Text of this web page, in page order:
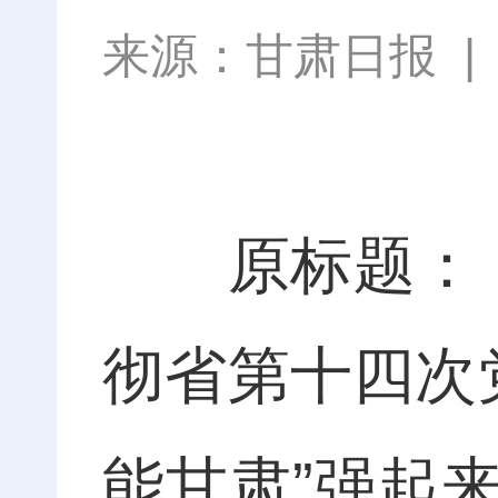
来源：甘肃日报
原标题：【
彻省第十四次